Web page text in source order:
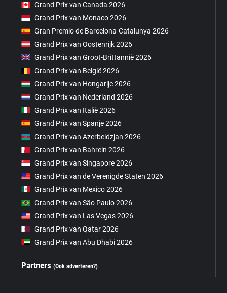
Grand Prix van Canada 2026
Grand Prix van Monaco 2026
Gran Premio de Barcelona-Catalunya 2026
Grand Prix van Oostenrijk 2026
Grand Prix van Groot-Brittannië 2026
Grand Prix van België 2026
Grand Prix van Hongarije 2026
Grand Prix van Nederland 2026
Grand Prix van Italië 2026
Grand Prix van Spanje 2026
Grand Prix van Azerbeidzjan 2026
Grand Prix van Bahrein 2026
Grand Prix van Singapore 2026
Grand Prix van de Verenigde Staten 2026
Grand Prix van Mexico 2026
Grand Prix van São Paulo 2026
Grand Prix van Las Vegas 2026
Grand Prix van Qatar 2026
Grand Prix van Abu Dhabi 2026
Partners(Ook adverteren?)